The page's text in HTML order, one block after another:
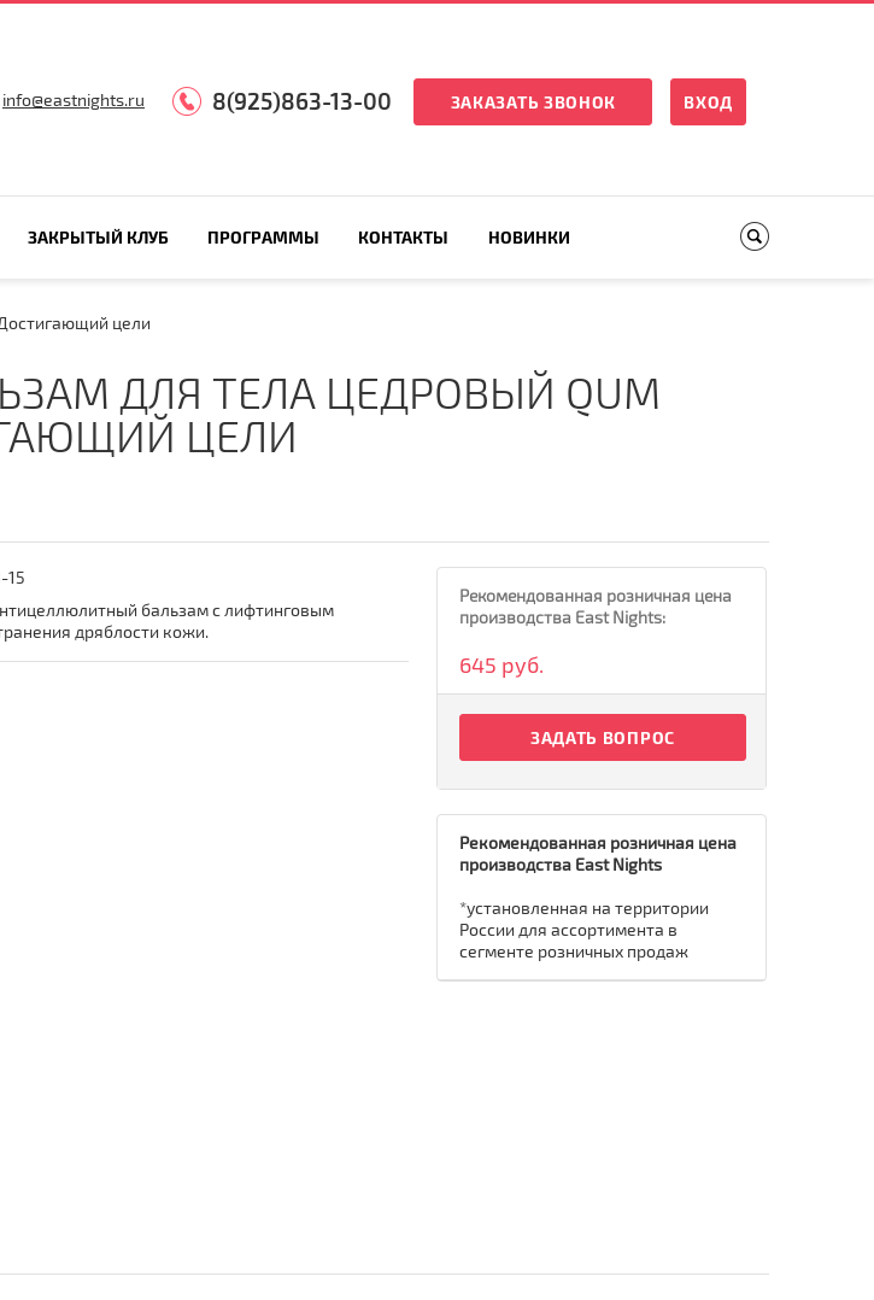
info@eastnights.ru 8(925)863-13-00 ЗАКАЗАТЬ ЗВОНОК ВХОД
ЗАКРЫТЫЙ КЛУБ ПРОГРАММЫ КОНТАКТЫ НОВИНКИ
цели
ДЛЯ ТЕЛА ЦЕДРОВЫЙ QUM
ЦЕЛИ
15
бальзам с лифтинговым
дряблости кожи.
Рекомендованная розничная цена
производства East Nights:
645 руб.
ЗАДАТЬ ВОПРОС
Рекомендованная розничная цена
производства East Nights
*установленная на территории
России для ассортимента в
сегменте розничных продаж